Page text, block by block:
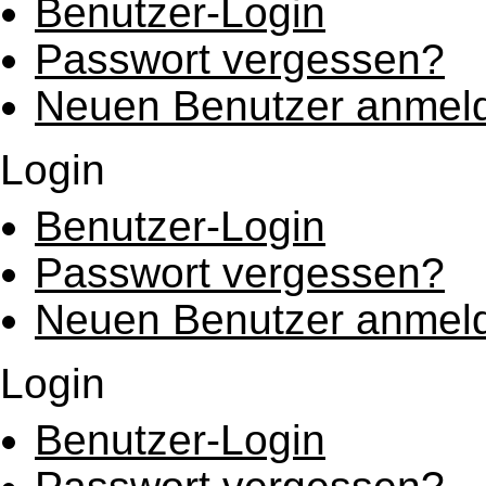
Benutzer-Login
Passwort vergessen?
Neuen Benutzer
Login
Benutzer-Login
Passwort vergessen?
Neuen Benutzer
Login
Benutzer-Login